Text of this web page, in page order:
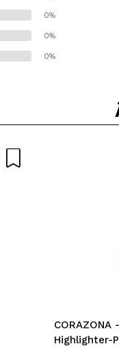
0%
0%
0%
CORAZONA
Highlighter-